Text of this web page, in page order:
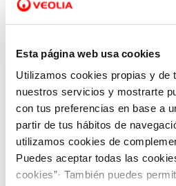
Esta página web usa cookies
Utilizamos cookies propias y de
nuestros servicios y mostrarte
con tus preferencias en base a
partir de tus hábitos de
utilizamos cookies de
Puedes aceptar todas las
cookies”· También puedes
01 MAR 2022
Hidrogea, pionera
servicio 24 horas en el